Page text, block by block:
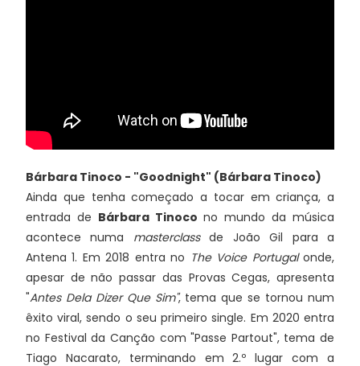
Bárbara Tinoco - "Goodnight" (Bárbara Tinoco)
Ainda que tenha começado a tocar em criança, a
entrada de Bárbara Tinoco no mundo da música
acontece numa masterclassde João Gil para a
Antena 1. Em 2018 entra no The Voice Portugalonde,
apesar de não passar das Provas Cegas, apresenta
"Antes Dela Dizer Que Sim", tema que se tornou num
êxito viral, sendo o seu primeiro single. Em 2020 entra
no Festival da Canção com "Passe Partout", tema de
Tiago Nacarato, terminando em 2.º lugar com a